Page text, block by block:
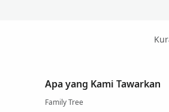
Apa yang Kami Tawarkan
Family Tree